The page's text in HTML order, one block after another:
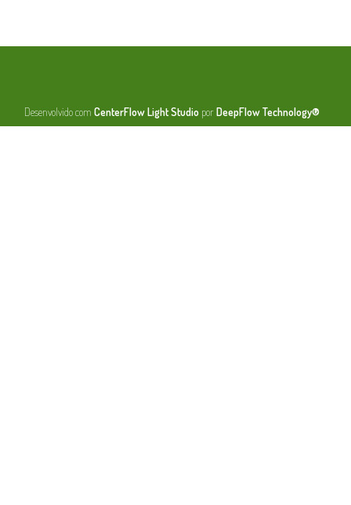
Desenvolvido com CenterFlow Light StudioporDeepFlow Technology®